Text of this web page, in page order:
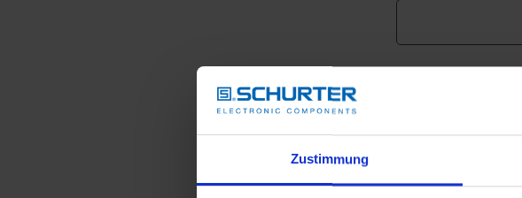
Zustimmung